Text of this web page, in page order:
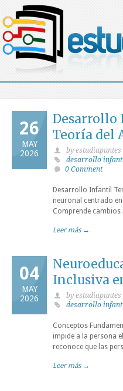
26
MAY
2026
Desarrollo
Teoría del
by estudiapuntes
desarrollo
0 Comment
Desarrollo Infantil
neuronal centrado
Comprende cambios
Leer más →
04
MAY
2026
Inclusiva
by estudiapuntes
desarrollo
Conceptos
impide a la persona
reconoce que las
Leer más →